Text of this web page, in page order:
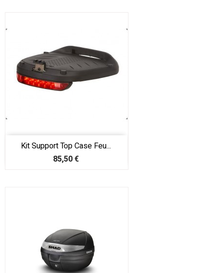
Kit Support Top Case Feu...
Prix
85,50 €